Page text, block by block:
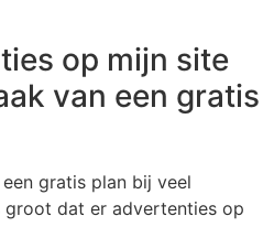
op mijn site
van een gratis
gratis plan bij veel
groot dat er advertenties op